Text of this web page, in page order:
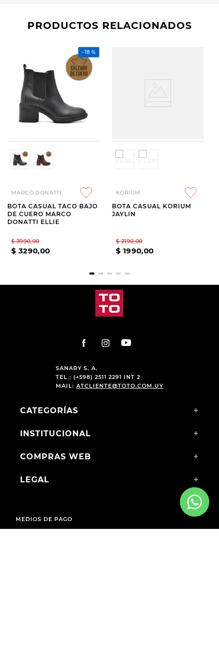
PRODUCTOS RELACIONADOS
-18 %
MARCO DONATTI
BOTA CASUAL TACO BAJO
DE CUERO MARCO
DONATTI ELLIE
$ 3990,00
$ 3290,00
KORIUM
BOTA CASUAL KORIUM
JAYLIN
$ 2190,00
$ 1990,00
SANARY S. A.
TEL.: (+598) 2511 2291 INT 2
MAIL: ATCLIENTE@TOTO.COM.UY
CATEGORÍAS +
INSTITUCIONAL +
COMPRAS WEB +
LEGAL +
MEDIOS DE PAGO